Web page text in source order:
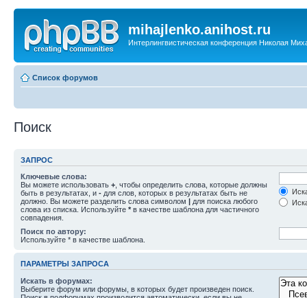
mihajlenko.anihost.ru
Интерлингвистическая конференция Николая
Список форумов
Поиск
ЗАПРОС
Ключевые слова:
Вы можете использовать + , чтобы определить слова, которые должны
быть в результатах, и - для слов, которых в результатах быть не
должно. Вы можете разделить слова символом | для поиска любого
слова из списка. Используйте * в качестве шаблона для частичного
совпадения.
Поиск по автору:
Используйте * в качестве шаблона.
ПАРАМЕТРЫ ЗАПРОСА
Искать в форумах:
Выберите форум или форумы, в которых будет произведен поиск.